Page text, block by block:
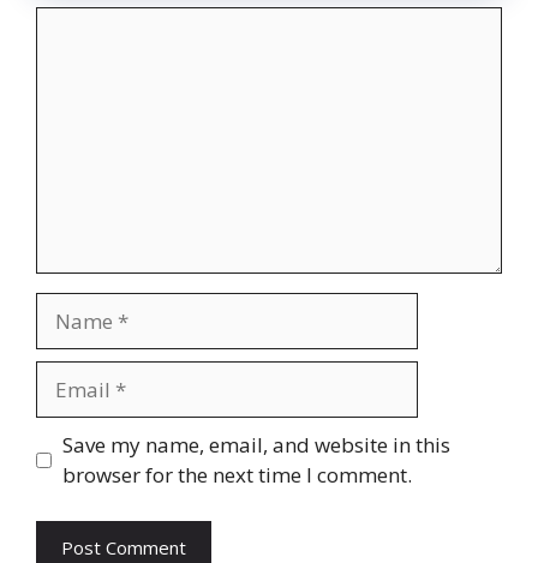
Website
Save my name, email, and website in this
browser for the next time I comment.